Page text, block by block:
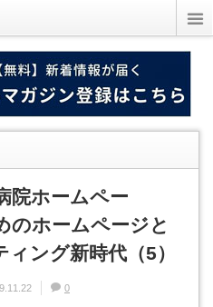
〜選ばれるためのホームページとは〜―病
院ホームペー
ホームページと
ング新時代（5）
0